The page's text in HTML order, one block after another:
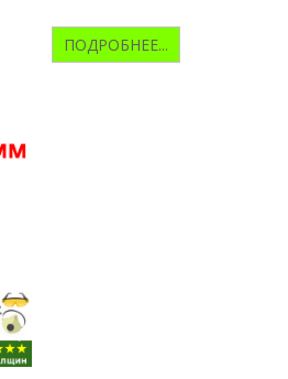
ПОДРОБНЕЕ...